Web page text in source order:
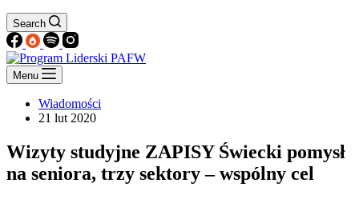
Search
Menu
Wiadomości
21 lut 2020
Wizyty studyjne ZAPISY Świecki pomysł
na seniora, trzy sektory – wspólny cel